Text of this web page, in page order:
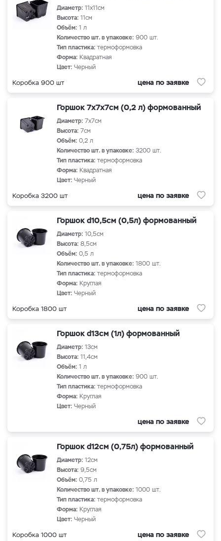
Диаметр: 11х11см
Высота: 11см
Объём: 1 л
Количество шт. в упаковке: 900 шт.
Тип пластика: термоформовка
Форма: Квадратная
Цвет: Черный
Коробка 900 шт цена по заявке
Горшок 7х7х7см (0,2 л) формованный
Диаметр: 7х7см
Высота: 7см
Объём: 0,2 л
Количество шт. в упаковке: 3200 шт.
Тип пластика: термоформовка
Форма: Квадратная
Цвет: Черный
Коробка 3200 шт цена по заявке
Горшок d10,5см (0,5л) формованный
Диаметр: 10,5см
Высота: 8,5см
Объём: 0,5 л
Количество шт. в упаковке: 1800 шт.
Тип пластика: термоформовка
Форма: Круглая
Цвет: Черный
Коробка 1800 шт цена по заявке
Горшок d13см (1л) формованный
Диаметр: 13см
Высота: 11,4см
Объём: 1 л
Количество шт. в упаковке: 900 шт.
Тип пластика: термоформовка
Форма: Круглая
Цвет: Черный
цена по заявке
Горшок d12см (0,75л) формованный
Диаметр: 12см
Высота: 9,5см
Объём: 0,75 л
Количество шт. в упаковке: 1000 шт.
Тип пластика: термоформовка
Форма: Круглая
Цвет: Черный
Коробка 1000 шт цена по заявке